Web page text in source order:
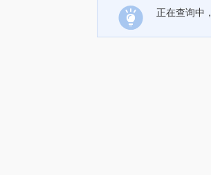
正在查询中